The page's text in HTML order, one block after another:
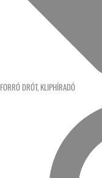
FORRÓ DRÓT, KLIPHÍRADÓ